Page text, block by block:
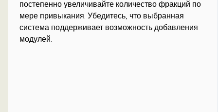
постепенно увеличивайте количество фракций по
мере привыкания. Убедитесь, что выбранная
система поддерживает возможность добавления
модулей.